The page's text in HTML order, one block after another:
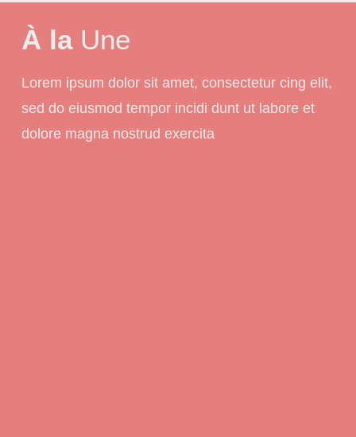
À laUne
Lorem ipsum dolor sit amet, consectetur cing elit,
sed do eiusmod tempor incidi dunt ut labore et
dolore magna nostrud exercita